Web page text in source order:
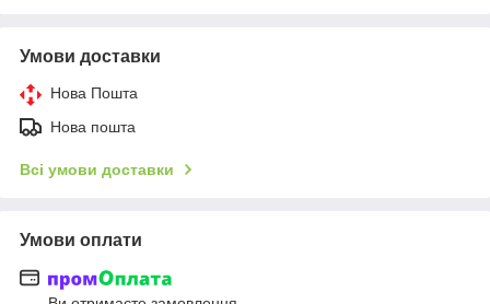
Умови доставки
Нова Пошта
Нова пошта
Всі умови доставки
Умови оплати